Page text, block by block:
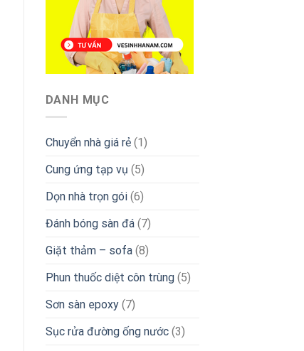
DANH MỤC
Chuyển nhà giá rẻ(1)
Cung ứng tạp vụ (5)
Dọn nhà trọn gói(6)
Đánh bóng sàn đá(7)
Giặt thảm – sofa(8)
Phun thuốc diệt côn trùng(5)
Sơn sàn epoxy(7)
Sục rửa đường ống nước(3)